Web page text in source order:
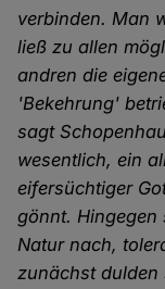
verbinden. Man
ließ zu allen
andren die
'Bekehrung'
sagt
wesentlich, ein
eifersüchtiger
gönnt. Hingegen
Natur nach,
zunächst dulden